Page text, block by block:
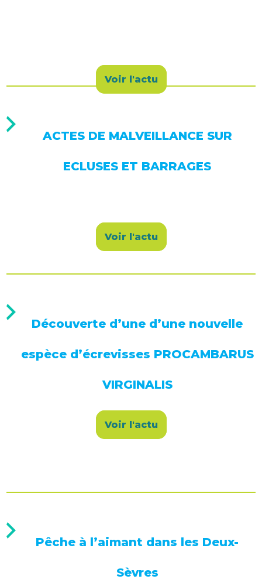
Voir l'actu
Voir l'actu
ACTES DE MALVEILLANCE SUR
ECLUSES ET BARRAGES
Voir l'actu
Découverte d’une d’une nouvelle
espèce d’écrevisses PROCAMBARUS
VIRGINALIS
Pêche à l’aimant dans les Deux-
Sèvres